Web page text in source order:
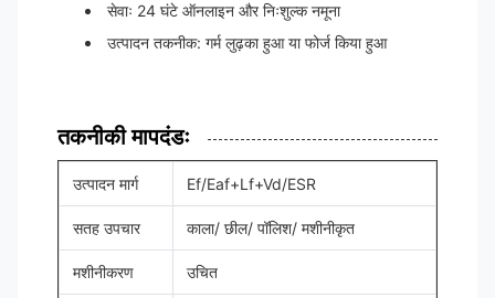
सेवाः 24 घंटे ऑनलाइन और निःशुल्क नमूना
उत्पादन तकनीक: गर्म लुढ़का हुआ या फोर्ज किया हुआ
तकनीकी मापदंडः
उत्पादन मार्ग Ef/Eaf+Lf+Vd/ESR
सतह उपचार काला/ छील/ पॉलिश/ मशीनीकृत
मशीनीकरण उचित